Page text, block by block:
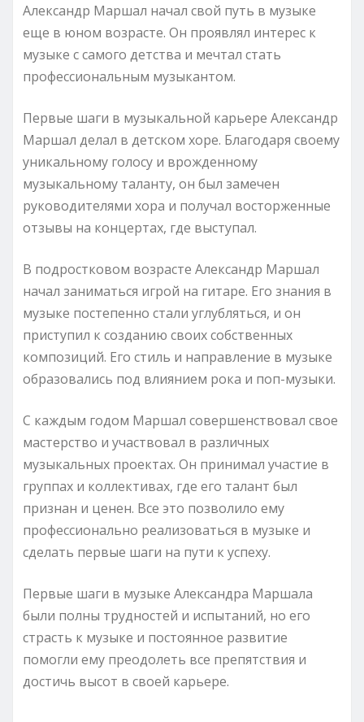
Александр Маршал начал свой путь в музыке
еще в юном возрасте. Он проявлял интерес к
музыке с самого детства и мечтал стать
профессиональным музыкантом.
Первые шаги в музыкальной карьере Александр
Маршал делал в детском хоре. Благодаря своему
уникальному голосу и врожденному
музыкальному таланту, он был замечен
руководителями хора и получал восторженные
отзывы на концертах, где выступал.
В подростковом возрасте Александр Маршал
начал заниматься игрой на гитаре. Его знания в
музыке постепенно стали углубляться, и он
приступил к созданию своих собственных
композиций. Его стиль и направление в музыке
образовались под влиянием рока и поп-музыки.
С каждым годом Маршал совершенствовал свое
мастерство и участвовал в различных
музыкальных проектах. Он принимал участие в
группах и коллективах, где его талант был
признан и ценен. Все это позволило ему
профессионально реализоваться в музыке и
сделать первые шаги на пути к успеху.
Первые шаги в музыке Александра Маршала
были полны трудностей и испытаний, но его
страсть к музыке и постоянное развитие
помогли ему преодолеть все препятствия и
достичь высот в своей карьере.